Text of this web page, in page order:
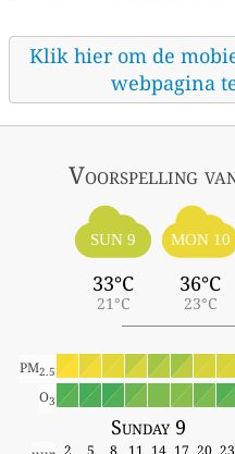
Klik hier om de
webpagina
Voorspelling
SUN 9
33°C
21°C
MON 10
36°C
23°C
PM2.5
O3
Sunday 9